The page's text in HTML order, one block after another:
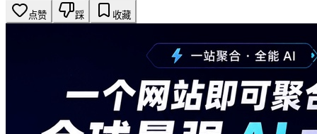
点赞 踩 收藏